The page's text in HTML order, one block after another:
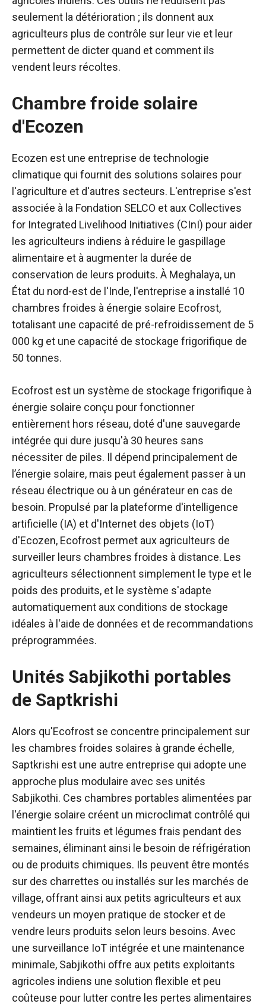
seulement la détérioration ; ils donnent aux
agriculteurs plus de contrôle sur leur vie et leur
permettent de dicter quand et comment ils
vendent leurs récoltes.
Chambre froide solaire
d'Ecozen
Ecozen est une entreprise de technologie
climatique qui fournit des solutions solaires pour
l'agriculture et d'autres secteurs. L'entreprise s'est
associée à la Fondation SELCO et aux Collectives
for Integrated Livelihood Initiatives (CInI) pour aider
les agriculteurs indiens à réduire le gaspillage
alimentaire et à augmenter la durée de
conservation de leurs produits. À Meghalaya, un
État du nord-est de l'Inde, l'entreprise a installé 10
chambres froides à énergie solaire Ecofrost,
totalisant une capacité de pré-refroidissement de 5
000 kg et une capacité de stockage frigorifique de
50 tonnes.
Ecofrost est un système de stockage frigorifique à
énergie solaire conçu pour fonctionner
entièrement hors réseau, doté d'une sauvegarde
intégrée qui dure jusqu'à 30 heures sans
nécessiter de piles. Il dépend principalement de
l’énergie solaire, mais peut également passer à un
réseau électrique ou à un générateur en cas de
besoin. Propulsé par la plateforme d'intelligence
artificielle (IA) et d'Internet des objets (IoT)
d'Ecozen, Ecofrost permet aux agriculteurs de
surveiller leurs chambres froides à distance. Les
agriculteurs sélectionnent simplement le type et le
poids des produits, et le système s'adapte
automatiquement aux conditions de stockage
idéales à l'aide de données et de recommandations
préprogrammées.
Unités Sabjikothi portables
de Saptkrishi
Alors qu'Ecofrost se concentre principalement sur
les chambres froides solaires à grande échelle,
Saptkrishi est une autre entreprise qui adopte une
approche plus modulaire avec ses unités
Sabjikothi. Ces chambres portables alimentées par
l'énergie solaire créent un microclimat contrôlé qui
maintient les fruits et légumes frais pendant des
semaines, éliminant ainsi le besoin de réfrigération
ou de produits chimiques. Ils peuvent être montés
sur des charrettes ou installés sur les marchés de
village, offrant ainsi aux petits agriculteurs et aux
vendeurs un moyen pratique de stocker et de
vendre leurs produits selon leurs besoins. Avec
une surveillance IoT intégrée et une maintenance
minimale, Sabjikothi offre aux petits exploitants
agricoles indiens une solution flexible et peu
coûteuse pour lutter contre les pertes alimentaires